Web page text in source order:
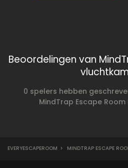
Beoordelingen van
0 spelers hebben
MindTrap Escape
EVERYESCAPEROOM > MINDTRAP ESCAPE